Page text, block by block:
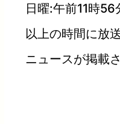
日曜:午前11時56
以上の時間に放
ニュースが掲載さ